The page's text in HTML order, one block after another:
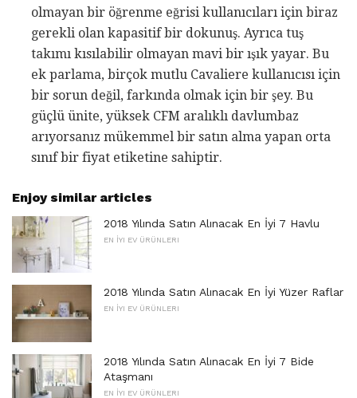
olmayan bir öğrenme eğrisi kullanıcıları için biraz
gerekli olan kapasitif bir dokunuş. Ayrıca tuş
takımı kısılabilir olmayan mavi bir ışık yayar. Bu
ek parlama, birçok mutlu Cavaliere kullanıcısı için
bir sorun değil, farkında olmak için bir şey. Bu
güçlü ünite, yüksek CFM aralıklı davlumbaz
arıyorsanız mükemmel bir satın alma yapan orta
sınıf bir fiyat etiketine sahiptir.
Enjoy similar articles
2018 Yılında Satın Alınacak En İyi 7 Havlu
EN İYI EV ÜRÜNLERI
2018 Yılında Satın Alınacak En İyi Yüzer Raflar
EN İYI EV ÜRÜNLERI
2018 Yılında Satın Alınacak En İyi 7 Bide
Ataşmanı
EN İYI EV ÜRÜNLERI